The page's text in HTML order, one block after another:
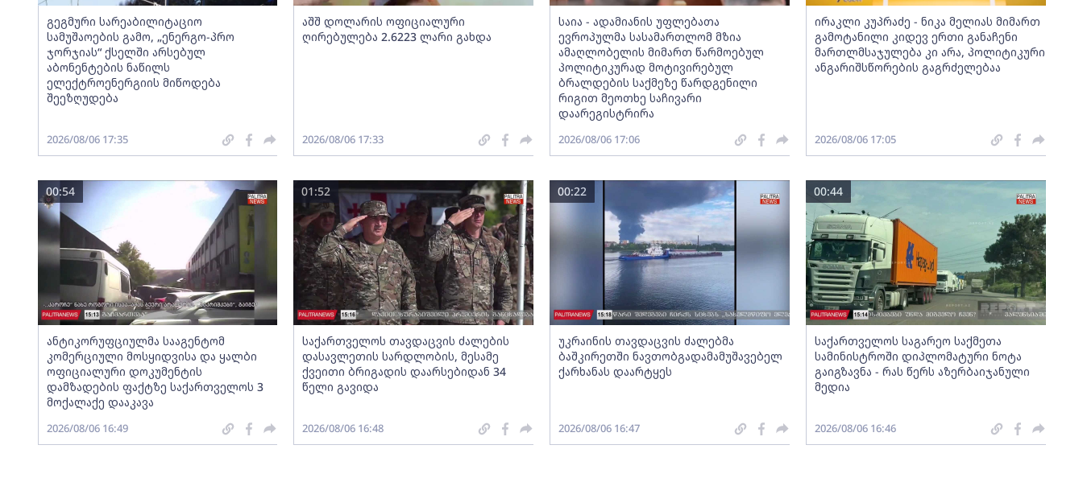
გეგმური სარეაბილიტაციო
სამუშაოების გამო, „ენერგო-პრო
ჯორჯიას“ ქსელში არსებულ
აბონენტების ნაწილს
ელექტროენერგიის მიწოდება
შეეზღუდება
2026/08/06 17:35
აშშ დოლარის ოფიციალური
ღირებულება 2.6223 ლარი გახდა
2026/08/06 17:33
საია - ადამიანის უფლებათა
ევროპულმა სასამართლომ მზია
ამაღლობელის მიმართ წარმოებულ
პოლიტიკურად მოტივირებულ
ბრალდების საქმეზე წარდგენილი
რიგით მეოთხე საჩივარი
დაარეგისტრირა
2026/08/06 17:06
ირაკლი კუპრაძე - ნიკა მელიას მიმართ
გამოტანილი კიდევ ერთი განაჩენი
მართლმსაჯულება კი არა, პოლიტიკური
ანგარიშსწორების გაგრძელებაა
2026/08/06 17:05
ანტიკორუფციულმა სააგენტომ
კომერციული მოსყიდვისა და ყალბი
ოფიციალური დოკუმენტის
დამზადების ფაქტზე საქართველოს 3
მოქალაქე დააკავა
00:54
2026/08/06 16:49
საქართველოს თავდაცვის ძალების
დასავლეთის სარდლობის, მესამე
ქვეითი ბრიგადის დაარსებიდან 34
წელი გავიდა
01:52
2026/08/06 16:48
უკრაინის თავდაცვის ძალებმა
ბაშკირეთში ნავთობგადამამუშავებელ
ქარხანას დაარტყეს
00:22
2026/08/06 16:47
საქართველოს საგარეო საქმეთა
სამინისტროში დიპლომატური ნოტა
გაიგზავნა - რას წერს აზერბაიჯანული
მედია
00:44
2026/08/06 16:46